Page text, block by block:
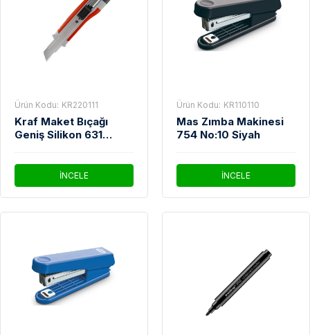
Ürün Kodu: KR220111
Kraf Maket Bıçağı
Geniş Silikon 631
İNCELE
Ürün Kodu: KR110110
Mas Zımba Makinesi
754 No:10 Siyah
İNCELE